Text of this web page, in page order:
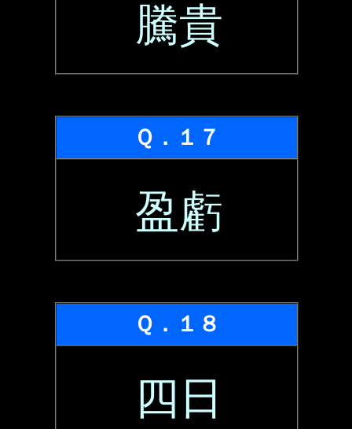
騰貴
Ｑ．１７
盈虧
Ｑ．１８
四日